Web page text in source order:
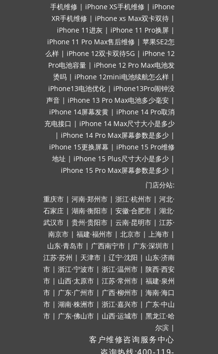
手机维修 | iPhone XS手机维修 | iPhone
XR手机维修 | iPhone xs Max双卡双待 |
iPhone 11进灰 | iPhone 11 Pro换屏 |
iPhone 11 Pro Max售后维修 | 苹果SE2怎
么样 | iPhone 12双卡双待5G | iPhone 12
Pro电池容量 | iPhone 12 Pro Max电池发
烫吗 | iPhone 12mini电池续航怎么样 |
iPhone13电池优化 | iPhone13Pro闹钟没
声音 | iPhone 13 Pro Max电池多少毫安 |
iPhone 14屏幕发黄 | iPhone 14 Pro取消
充电接口 | iPhone 14 Max尺寸大小是多少
| iPhone 14 Pro Max屏幕参数是多少 |
iPhone 15更换屏幕 | iPhone 15 Pro维修
地址 | iPhone 15 Plus尺寸大小是多少 |
iPhone 15 Pro Max屏幕参数是多少 |
门店分站:
重庆市 | 河南·郑州市 | 浙江·杭州市 | 河北·
石家庄 | 湖南·衡阳市 | 安徽·合肥市 | 湖北·
武汉市 | 贵州·贵阳市 | 云南·昆明市 | 江苏·
南京市 | 福建·福州市 | 北京市 | 上海市 |
山东·青岛市 | 广西南宁市 | 广东·深圳市 |
江苏·苏州 | 天津市 | 辽宁·沈阳 | 山东·济南
市 | 浙江·宁波市 | 浙江·温州市 | 陕西·西安
市 | 山西·太原市 | 江苏·常州市 | 福建·泉州
市 | 广东·广州市 | 广西·柳州市 | 海南·海口
市 | 湖南·株洲市 | 浙江·嘉兴市 | 广东·中山
市 | 广东·佛山市 | 山西·运城市 | 黑龙江·哈
尔滨 |
客户维修咨询服务中心
咨询热线:400-119-